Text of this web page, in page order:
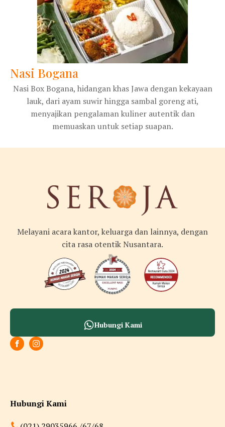
Nasi Bogana
Nasi Box Bogana, hidangan khas Jawa dengan kekayaan
lauk, dari ayam suwir hingga sambal goreng ati,
menyajikan pengalaman kuliner autentik dan
memuaskan untuk setiap suapan.
Melayani acara kantor, keluarga dan lainnya, dengan
cita rasa otentik Nusantara.
Hubungi Kami
Hubungi Kami